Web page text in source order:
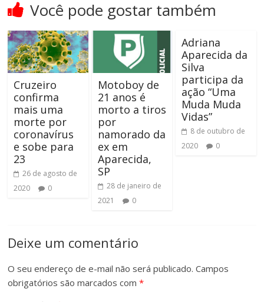
Você pode gostar também
Cruzeiro
confirma
mais uma
morte por
coronavírus
e sobe para
23
26 de agosto de
2020
0
Motoboy de
21 anos é
morto a tiros
por
namorado da
ex em
Aparecida,
SP
28 de janeiro de
2021
0
Adriana
Aparecida da
Silva
participa da
ação “Uma
Muda Muda
Vidas”
8 de outubro de
2020
0
Deixe um comentário
O seu endereço de e-mail não será publicado. Campos
obrigatórios são marcados com*